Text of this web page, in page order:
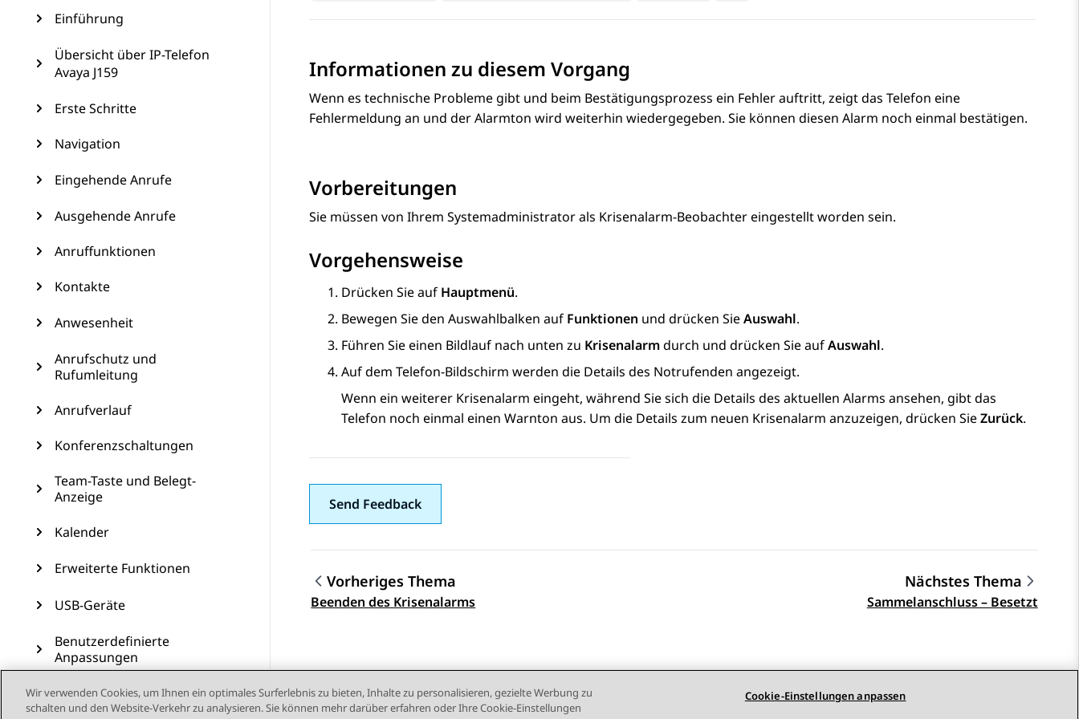
Einführung
Übersicht über IP-Telefon
Avaya J159
Erste Schritte
Navigation
Eingehende Anrufe
Ausgehende Anrufe
Anruffunktionen
Kontakte
Anwesenheit
Anrufschutz und
Rufumleitung
Anrufverlauf
Konferenzschaltungen
Team-Taste und Belegt-
Anzeige
Kalender
Erweiterte Funktionen
USB-Geräte
Benutzerdefinierte
Anpassungen
Telefonaktualisierung
Informationen zu diesem Vorgang
Wenn es technische Probleme gibt und beim Bestätigungsprozess ein Fehler auftritt, zeigt das Telefon eine
Fehlermeldung an und der Alarmton wird weiterhin wiedergegeben. Sie können diesen Alarm noch einmal bestätigen.
Vorbereitungen
Sie müssen von Ihrem Systemadministrator als Krisenalarm-Beobachter eingestellt worden sein.
Vorgehensweise
Drücken Sie auf Hauptmenü.
Bewegen Sie den Auswahlbalken auf Funktionen und drücken SieAuswahl.
Führen Sie einen Bildlauf nach unten zu Krisenalarmdurch und drücken Sie aufAuswahl.
Auf dem Telefon-Bildschirm werden die Details des Notrufenden angezeigt.
Wenn ein weiterer Krisenalarm eingeht, während Sie sich die Details des aktuellen Alarms ansehen, gibt das
Telefon noch einmal einen Warnton aus. Um die Details zum neuen Krisenalarm anzuzeigen, drücken SieZurück.
Send Feedback
Themennavigation
Vorheriges Thema
Beenden des Krisenalarms
Nächstes Thema
Sammelanschluss – Besetzt
Wir verwenden Cookies, um Ihnen ein optimales Surferlebnis zu bieten, Inhalte zu personalisieren, gezielte Werbung zu
schalten und den Website-Verkehr zu analysieren. Sie können mehr darüber erfahren oder Ihre Cookie-Einstellungen
Cookie-Einstellungen anpassen